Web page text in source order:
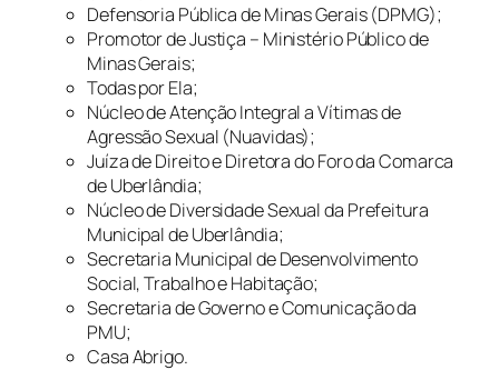
Defensoria Pública de Minas Gerais (DPMG);
Promotor de Justiça – Ministério Público de
Minas Gerais;
Todas por Ela;
Núcleo de Atenção Integral a Vítimas de
Agressão Sexual (Nuavidas);
Juíza de Direito e Diretora do Foro da Comarca
de Uberlândia;
Núcleo de Diversidade Sexual da Prefeitura
Municipal de Uberlândia;
Secretaria Municipal de Desenvolvimento
Social, Trabalho e Habitação;
Secretaria de Governo e Comunicação da
PMU;
Casa Abrigo.